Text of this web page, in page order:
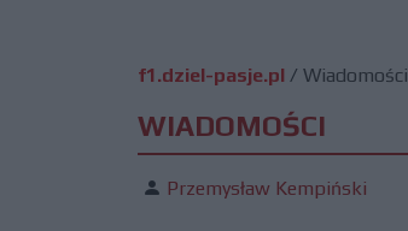
f1.dziel-pasje.pl / Wiadomości
WIADOMOŚCI
Przemysław Kempiński